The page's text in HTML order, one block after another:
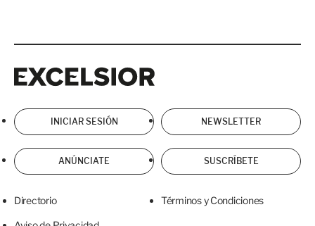
INICIAR SESIÓN NEWSLETTER
ANÚNCIATE SUSCRÍBETE
Directorio Términos y Condiciones